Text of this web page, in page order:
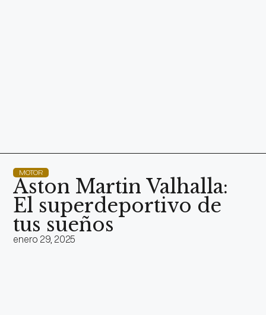
MOTOR
Aston Martin Valhalla:
El superdeportivo de
tus sueños
enero 29, 2025